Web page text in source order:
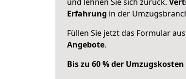
Erfahrung in der
Füllen Sie jetzt das Formular
Angebote.
Bis zu 60 % der